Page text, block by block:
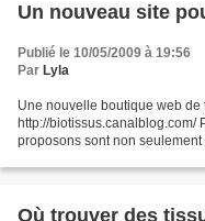
Un nouveau site
Publié le 10/05/2009 à 19:56
Par Lyla
Une nouvelle boutique web de
http://biotissus.canalblog.com/
proposons sont non
Où trouver des